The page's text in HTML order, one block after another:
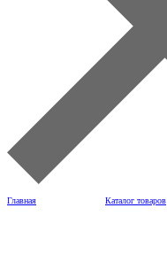
Главная Каталог товаров